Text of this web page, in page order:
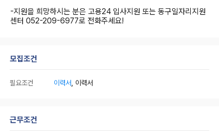
-지원을 희망하시는 분은 고용24 입사지원 또는 동구일자리지원
센터 052-209-6977로 전화주세요!
모집조건
필요조건 이력서 , 이력서
근무조건